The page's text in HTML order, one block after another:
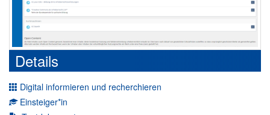
Details
Digital informieren und recherchieren
Einsteiger*in